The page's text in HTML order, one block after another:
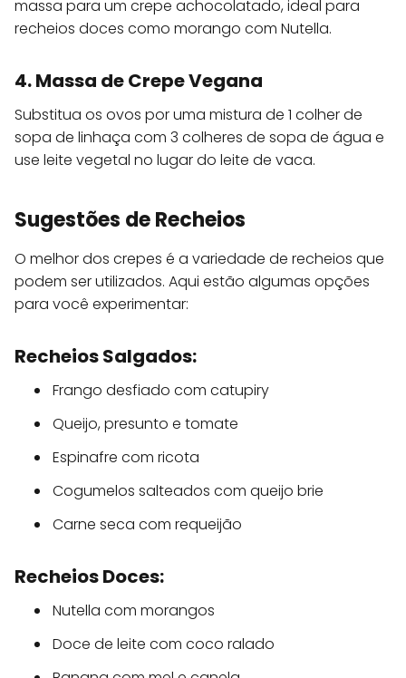
massa para um crepe achocolatado, ideal para
recheios doces como morango com Nutella.
4. Massa de Crepe Vegana
Substitua os ovos por uma mistura de 1 colher de
sopa de linhaça com 3 colheres de sopa de água e
use leite vegetal no lugar do leite de vaca.
Sugestões de Recheios
O melhor dos crepes é a variedade de recheios que
podem ser utilizados. Aqui estão algumas opções
para você experimentar:
Recheios Salgados:
Frango desfiado com catupiry
Queijo, presunto e tomate
Espinafre com ricota
Cogumelos salteados com queijo brie
Carne seca com requeijão
Recheios Doces:
Nutella com morangos
Doce de leite com coco ralado